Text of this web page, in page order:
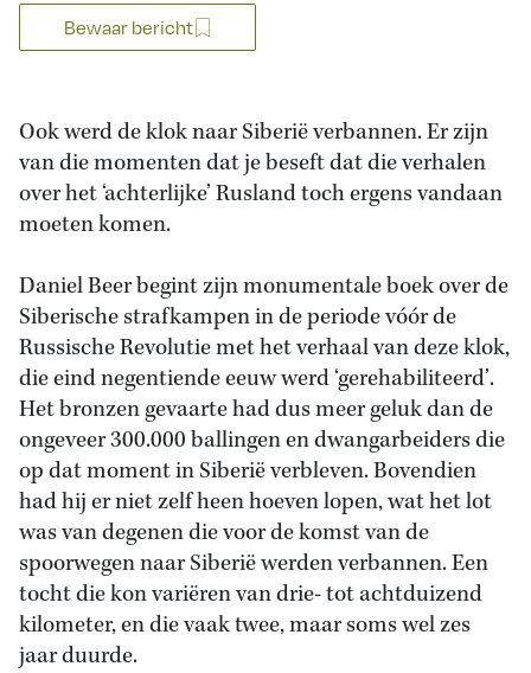
Bewaar bericht
Ook werd de klok naar Siberië verbannen. Er zijn
van die momenten dat je beseft dat die verhalen
over het ‘achterlijke’ Rusland toch ergens vandaan
moeten komen.
Daniel Beer begint zijn monumentale boek over de
Siberische strafkampen in de periode vóór de
Russische Revolutie met het verhaal van deze klok,
die eind negentiende eeuw werd ‘gerehabiliteerd’.
Het bronzen gevaarte had dus meer geluk dan de
ongeveer 300.000 ballingen en dwangarbeiders die
op dat moment in Siberië verbleven. Bovendien
had hij er niet zelf heen hoeven lopen, wat het lot
was van degenen die voor de komst van de
spoorwegen naar Siberië werden verbannen. Een
tocht die kon variëren van drie- tot achtduizend
kilometer, en die vaak twee, maar soms wel zes
jaar duurde.